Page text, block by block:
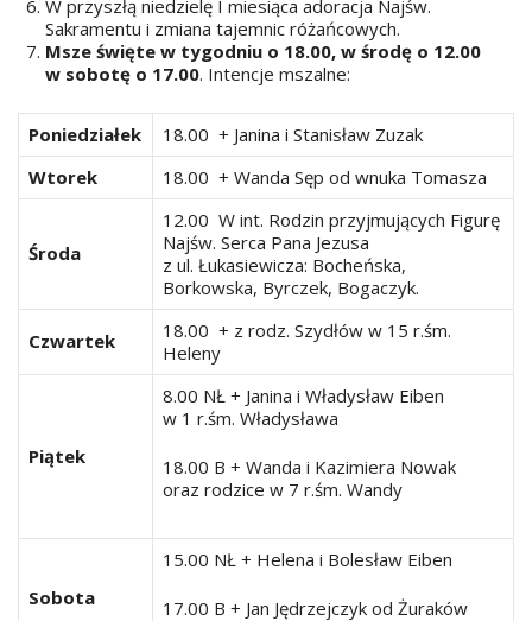
W przyszłą niedzielę I miesiąca adoracja Najśw.
Sakramentu i zmiana tajemnic różańcowych.
Msze święte w tygodniu o 18.00, w środę o 12.00
w sobotę o 17.00. Intencje mszalne:
Poniedziałek
18.00 + Janina i Stanisław Zuzak
Wtorek
18.00 + Wanda Sęp od wnuka Tomasza
Środa
12.00 W int. Rodzin przyjmujących Figurę
Najśw. Serca Pana Jezusa
z ul. Łukasiewicza: Bocheńska,
Borkowska, Byrczek, Bogaczyk.
Czwartek
18.00 + z rodz. Szydłów w 15 r.śm.
Heleny
Piątek
8.00 NŁ + Janina i Władysław Eiben
w 1 r.śm. Władysława
18.00 B + Wanda i Kazimiera Nowak
oraz rodzice w 7 r.śm. Wandy
Sobota
15.00 NŁ + Helena i Bolesław Eiben
17.00 B + Jan Jędrzejczyk od Żuraków